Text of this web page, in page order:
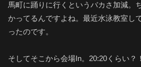
馬町に踊りに行くというバカさ加減。
かってるんですよね。最近水泳教室し
ったのです。
そしてそこから会場In。20:20くらい